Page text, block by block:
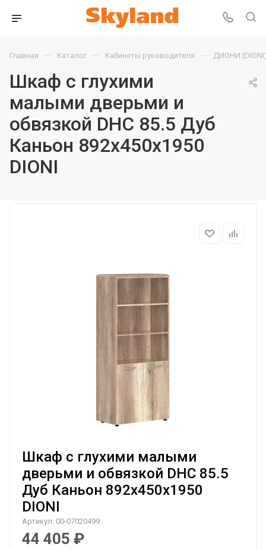
Главная — Каталог — Кабинеты руководителя — ДИОНИ
Шкаф с глухими
малыми дверьми и
обвязкой DHC 85.5 Дуб
Каньон 892х450х1950
DIONI
Шкаф с глухими малыми
дверьми и обвязкой DHC 85.5
Дуб Каньон 892х450х1950
DIONI
Артикул: 00-07020499
44 405 ₽